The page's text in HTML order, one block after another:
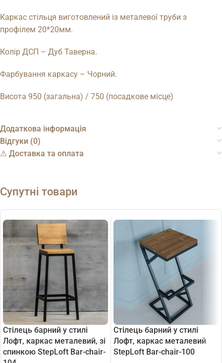
Каркас стільця виготовлений із металевої труби з
профілем 20*20мм.
Колір ДСП – Дуб Таверна.
Фарбування каркасу – Чорний.
Висота 950 (загальна) / 750 (посадкове місце)
Додаткова інформація
Відгуки (0)
⚠︎ Доставка та оплата
Супутні товари
Стілець барний у стилі
Лофт, каркас металевий, зі
спинкою StepLoft Bar-chair-
Стілець барний у стилі
Лофт, каркас металевий
StepLoft Bar-chair-100